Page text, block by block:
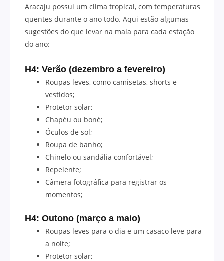
Aracaju possui um clima tropical, com temperaturas
quentes durante o ano todo. Aqui estão algumas
sugestões do que levar na mala para cada estação
do ano:
H4: Verão (dezembro a fevereiro)
Roupas leves, como camisetas, shorts e
vestidos;
Protetor solar;
Chapéu ou boné;
Óculos de sol;
Roupa de banho;
Chinelo ou sandália confortável;
Repelente;
Câmera fotográfica para registrar os
momentos;
H4: Outono (março a maio)
Roupas leves para o dia e um casaco leve para
a noite;
Protetor solar;